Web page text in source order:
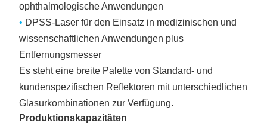
ophthalmologische Anwendungen
• DPSS-Laser für den Einsatz in medizinischen und
wissenschaftlichen Anwendungen plus
Entfernungsmesser
Es steht eine breite Palette von Standard- und
kundenspezifischen Reflektoren mit unterschiedlichen
Glasurkombinationen zur Verfügung.
Produktionskapazitäten